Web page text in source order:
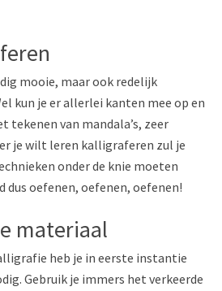
mooie, maar ook redelijk
kun je er allerlei kanten mee op en
tekenen van mandala’s, zeer
je wilt leren kalligraferen zul je
onder de knie moeten
dus oefenen, oefenen, oefenen!
materiaal
heb je in eerste instantie
Gebruik je immers het verkeerde